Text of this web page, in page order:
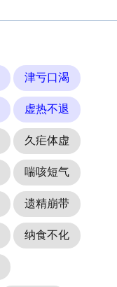
津亏口渴
虚热不退
久疟体虚
喘咳短气
遗精崩带
纳食不化